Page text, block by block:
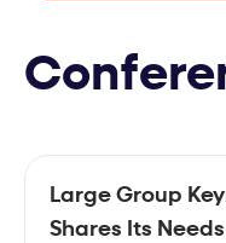
Large Group
Shares Its